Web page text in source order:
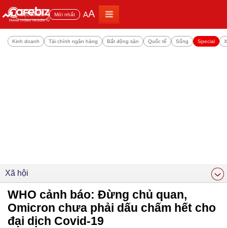
Đọc nhiều Mới nhất AA
Kinh doanh Tài chính ngân hàng Bất động sản Quốc tế Sống Special
Xã hội
WHO cảnh báo: Đừng chủ quan,
Omicron chưa phải dấu chấm hết cho
đại dịch Covid-19